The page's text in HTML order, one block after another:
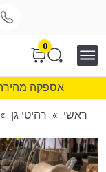
0
אספקה מהירה עד 7 ימי עסקים.
ראשי » רהיטי גן »